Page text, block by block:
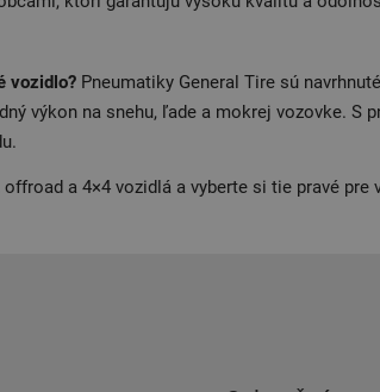
vozidlo? Pneumatiky General Tire sú
výkon na snehu, ľade a mokrej vozovke. S
a 4×4 vozidlá a vyberte si tie pravé pre